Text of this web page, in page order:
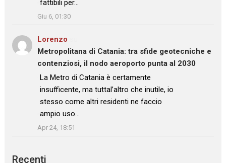
fattibili per…
Giu 6, 01:30
Lorenzo
Metropolitana di Catania: tra sfide geotecniche e
contenziosi, il nodo aeroporto punta al 2030
: “La Metro di Catania è certamente
insufficente, ma tuttal’altro che inutile, io
stesso come altri residenti ne faccio
ampio uso…
”
Apr 24, 18:51
Recenti